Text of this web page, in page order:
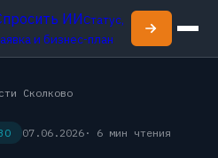
ИИСтатус,
и бизнес-план
Сколково
07.06.2026· 6 мин чтения